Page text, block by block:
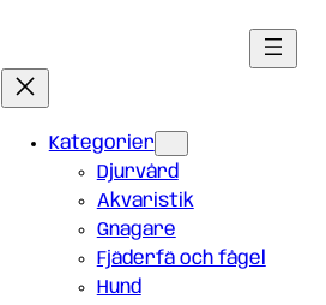
Kategorier
Djurvård
Akvaristik
Gnagare
Fjäderfä och fågel
Hund